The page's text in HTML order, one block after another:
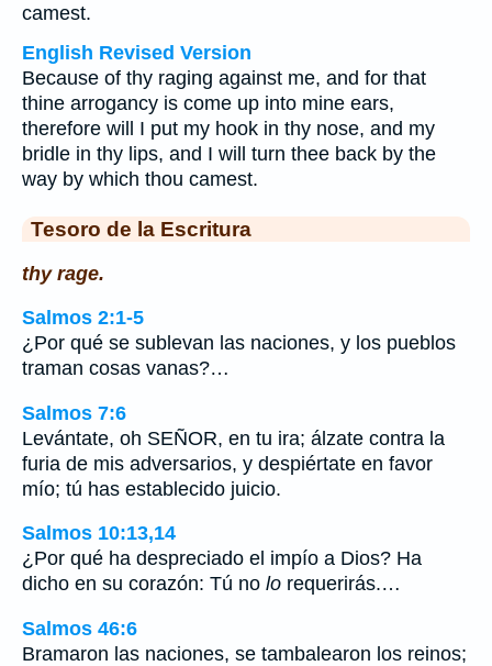
camest.
English Revised Version
Because of thy raging against me, and for that
thine arrogancy is come up into mine ears,
therefore will I put my hook in thy nose, and my
bridle in thy lips, and I will turn thee back by the
way by which thou camest.
Tesoro de la Escritura
thy rage.
Salmos 2:1-5
¿Por qué se sublevan las naciones, y los pueblos
traman cosas vanas?…
Salmos 7:6
Levántate, oh SEÑOR, en tu ira; álzate contra la
furia de mis adversarios, y despiértate en favor
mío; tú has establecido juicio.
Salmos 10:13,14
¿Por qué ha despreciado el impío a Dios? Ha
dicho en su corazón: Tú no lo requerirás.…
Salmos 46:6
Bramaron las naciones, se tambalearon los reinos;